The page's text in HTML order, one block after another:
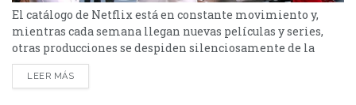
El catálogo de Netflix está en constante movimiento y,
mientras cada semana llegan nuevas películas y series,
otras producciones se despiden silenciosamente de la
plataforma. Esta vez, tres títulos muy diferentes entre sí
abandonarán el servicio en los próximos días: El bosque,
LEER MÁS